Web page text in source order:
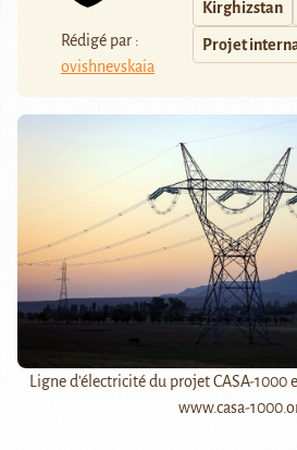
Rédigé par :
ovishnevskaia
Kirghizstan
Projet
Ligne d'électricité du projet CASA-1000
www.casa-